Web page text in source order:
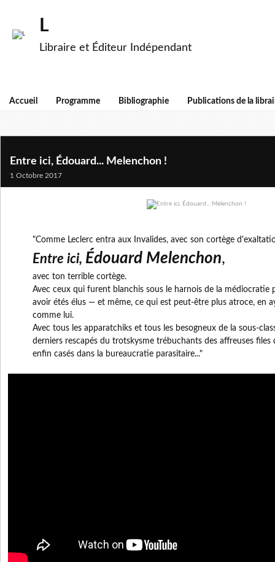
L
Libraire et Éditeur Indépendant
Accueil Programme Bibliographie Publications de la
Entre ici, Édouard... Melenchon !
1 Octobre 2017
"Comme Leclerc entra aux Invalides, avec son cortège
Entre ici, Édouard Melenchon,
avec ton terrible cortège.
Avec ceux qui furent blanchis sous le harnois de la médiocratie
avoir étés élus — et même, ce qui est peut-être plus atroce, en
comme lui.
Avec tous les apparatchiks et tous les besogneux de la sous-
derniers rescapés du trotskysme trébuchants des affreuses
enfin casés dans la bureaucratie parasitaire..."